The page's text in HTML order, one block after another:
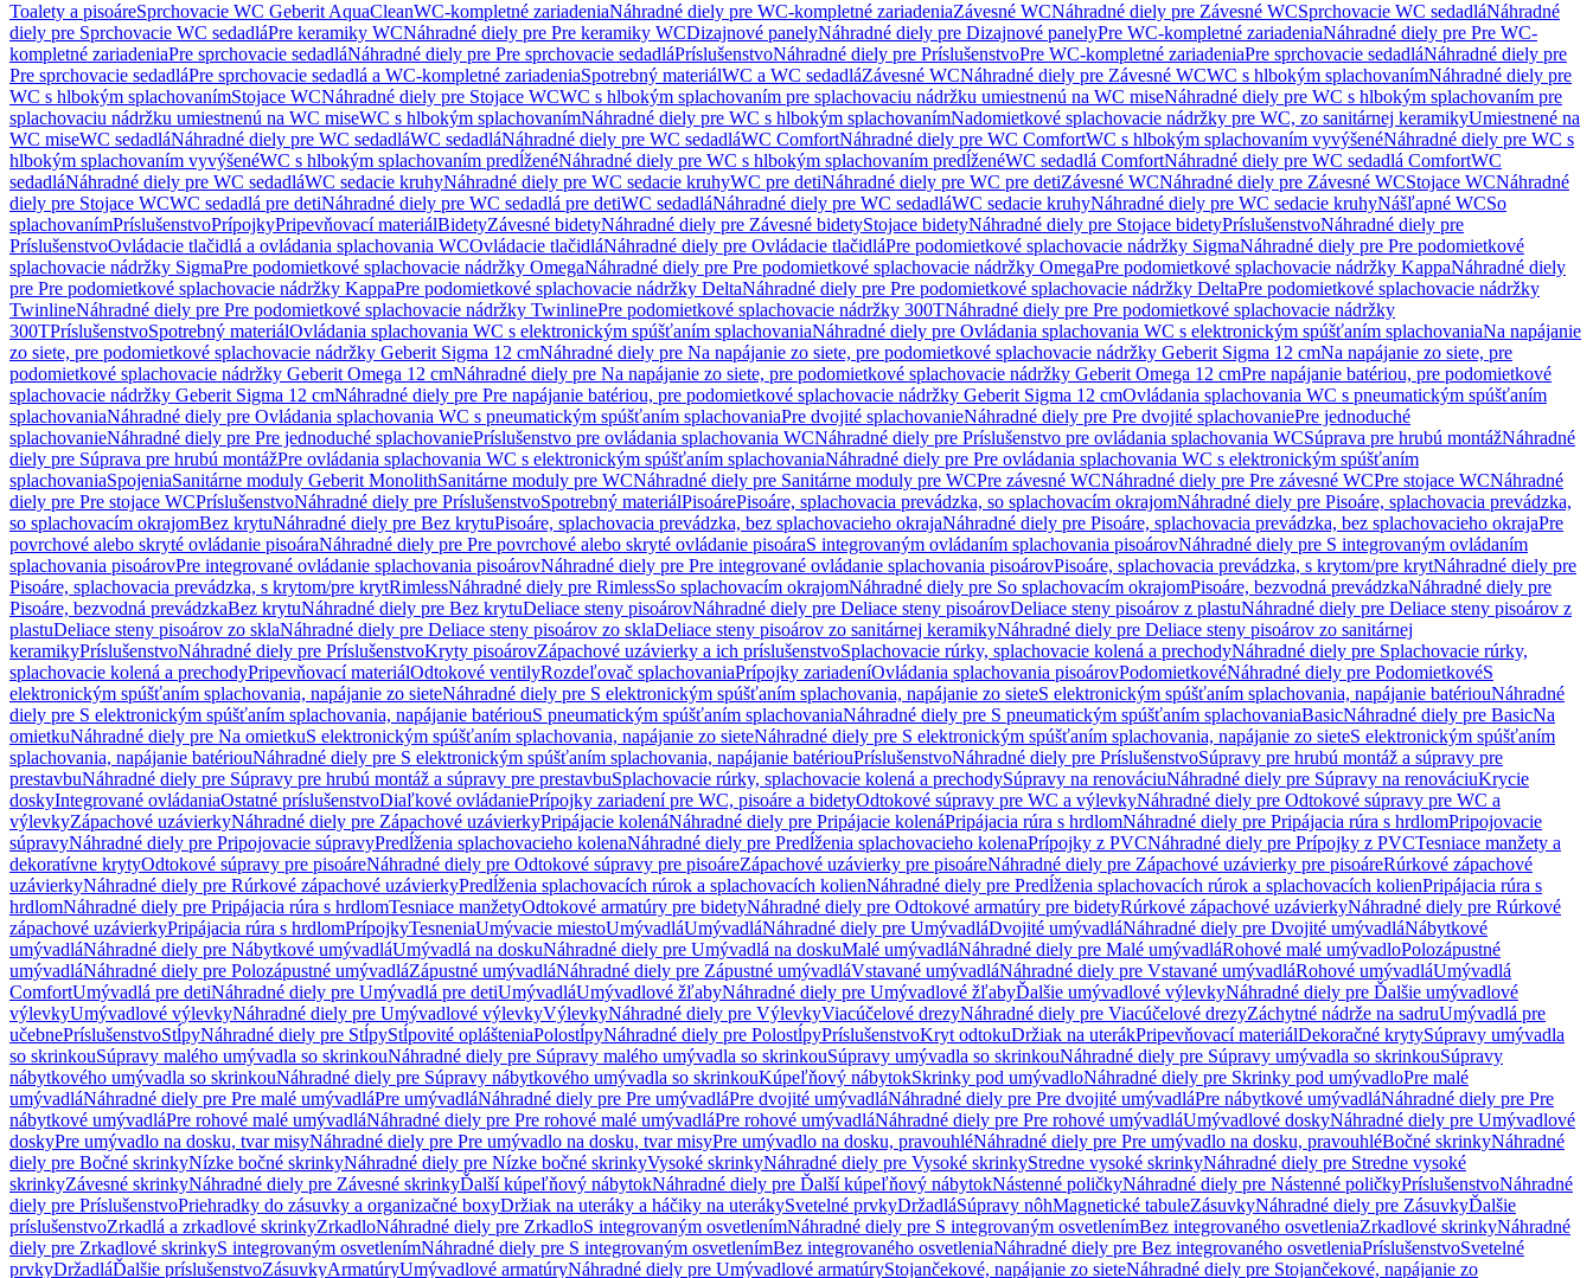
Toalety a pisoáreSprchovacie WC Geberit AquaCleanWC-kompletné zariadeniaNáhradné diely pre WC-kompletné zariadeniaZávesné WCNáhradné diely pre Závesné WCSprchovacie WC sedadláNáhradné
diely pre Sprchovacie WC sedadláPre keramiky WCNáhradné diely pre Pre keramiky WCDizajnové panelyNáhradné diely pre Dizajnové panelyPre WC-kompletné zariadeniaNáhradné diely pre Pre WC-
kompletné zariadeniaPre sprchovacie sedadláNáhradné diely pre Pre sprchovacie sedadláPríslušenstvoNáhradné diely pre PríslušenstvoPre WC-kompletné zariadeniaPre sprchovacie sedadláNáhradné diely pre
Pre sprchovacie sedadláPre sprchovacie sedadlá a WC-kompletné zariadeniaSpotrebný materiálWC a WC sedadláZávesné WCNáhradné diely pre Závesné WCWC s hlbokým splachovanímNáhradné diely pre
WC s hlbokým splachovanímStojace WCNáhradné diely pre Stojace WCWC s hlbokým splachovaním pre splachovaciu nádržku umiestnenú na WC miseNáhradné diely pre WC s hlbokým splachovaním pre
splachovaciu nádržku umiestnenú na WC miseWC s hlbokým splachovanímNáhradné diely pre WC s hlbokým splachovanímNadomietkové splachovacie nádržky pre WC, zo sanitárnej keramikyUmiestnené na
WC miseWC sedadláNáhradné diely pre WC sedadláWC sedadláNáhradné diely pre WC sedadláWC ComfortNáhradné diely pre WC ComfortWC s hlbokým splachovaním vyvýšenéNáhradné diely pre WC s
hlbokým splachovaním vyvýšenéWC s hlbokým splachovaním predĺženéNáhradné diely pre WC s hlbokým splachovaním predĺženéWC sedadlá ComfortNáhradné diely pre WC sedadlá ComfortWC
sedadláNáhradné diely pre WC sedadláWC sedacie kruhyNáhradné diely pre WC sedacie kruhyWC pre detiNáhradné diely pre WC pre detiZávesné WCNáhradné diely pre Závesné WCStojace WCNáhradné
diely pre Stojace WCWC sedadlá pre detiNáhradné diely pre WC sedadlá pre detiWC sedadláNáhradné diely pre WC sedadláWC sedacie kruhyNáhradné diely pre WC sedacie kruhyNášľapné WCSo
splachovanímPríslušenstvoPrípojkyPripevňovací materiálBidetyZávesné bidetyNáhradné diely pre Závesné bidetyStojace bidetyNáhradné diely pre Stojace bidetyPríslušenstvoNáhradné diely pre
PríslušenstvoOvládacie tlačidlá a ovládania splachovania WCOvládacie tlačidláNáhradné diely pre Ovládacie tlačidláPre podomietkové splachovacie nádržky SigmaNáhradné diely pre Pre podomietkové
splachovacie nádržky SigmaPre podomietkové splachovacie nádržky OmegaNáhradné diely pre Pre podomietkové splachovacie nádržky OmegaPre podomietkové splachovacie nádržky KappaNáhradné diely
pre Pre podomietkové splachovacie nádržky KappaPre podomietkové splachovacie nádržky DeltaNáhradné diely pre Pre podomietkové splachovacie nádržky DeltaPre podomietkové splachovacie nádržky
TwinlineNáhradné diely pre Pre podomietkové splachovacie nádržky TwinlinePre podomietkové splachovacie nádržky 300TNáhradné diely pre Pre podomietkové splachovacie nádržky
300TPríslušenstvoSpotrebný materiálOvládania splachovania WC s elektronickým spúšťaním splachovaniaNáhradné diely pre Ovládania splachovania WC s elektronickým spúšťaním splachovaniaNa napájanie
zo siete, pre podomietkové splachovacie nádržky Geberit Sigma 12 cmNáhradné diely pre Na napájanie zo siete, pre podomietkové splachovacie nádržky Geberit Sigma 12 cmNa napájanie zo siete, pre
podomietkové splachovacie nádržky Geberit Omega 12 cmNáhradné diely pre Na napájanie zo siete, pre podomietkové splachovacie nádržky Geberit Omega 12 cmPre napájanie batériou, pre podomietkové
splachovacie nádržky Geberit Sigma 12 cmNáhradné diely pre Pre napájanie batériou, pre podomietkové splachovacie nádržky Geberit Sigma 12 cmOvládania splachovania WC s pneumatickým spúšťaním
splachovaniaNáhradné diely pre Ovládania splachovania WC s pneumatickým spúšťaním splachovaniaPre dvojité splachovanieNáhradné diely pre Pre dvojité splachovaniePre jednoduché
splachovanieNáhradné diely pre Pre jednoduché splachovaniePríslušenstvo pre ovládania splachovania WCNáhradné diely pre Príslušenstvo pre ovládania splachovania WCSúprava pre hrubú montážNáhradné
diely pre Súprava pre hrubú montážPre ovládania splachovania WC s elektronickým spúšťaním splachovaniaNáhradné diely pre Pre ovládania splachovania WC s elektronickým spúšťaním
splachovaniaSpojeniaSanitárne moduly Geberit MonolithSanitárne moduly pre WCNáhradné diely pre Sanitárne moduly pre WCPre závesné WCNáhradné diely pre Pre závesné WCPre stojace WCNáhradné
diely pre Pre stojace WCPríslušenstvoNáhradné diely pre PríslušenstvoSpotrebný materiálPisoárePisoáre, splachovacia prevádzka, so splachovacím okrajomNáhradné diely pre Pisoáre, splachovacia prevádzka,
so splachovacím okrajomBez krytuNáhradné diely pre Bez krytuPisoáre, splachovacia prevádzka, bez splachovacieho okrajaNáhradné diely pre Pisoáre, splachovacia prevádzka, bez splachovacieho okrajaPre
povrchové alebo skryté ovládanie pisoáraNáhradné diely pre Pre povrchové alebo skryté ovládanie pisoáraS integrovaným ovládaním splachovania pisoárovNáhradné diely pre S integrovaným ovládaním
splachovania pisoárovPre integrované ovládanie splachovania pisoárovNáhradné diely pre Pre integrované ovládanie splachovania pisoárovPisoáre, splachovacia prevádzka, s krytom/pre krytNáhradné diely pre
Pisoáre, splachovacia prevádzka, s krytom/pre krytRimlessNáhradné diely pre RimlessSo splachovacím okrajomNáhradné diely pre So splachovacím okrajomPisoáre, bezvodná prevádzkaNáhradné diely pre
Pisoáre, bezvodná prevádzkaBez krytuNáhradné diely pre Bez krytuDeliace steny pisoárovNáhradné diely pre Deliace steny pisoárovDeliace steny pisoárov z plastuNáhradné diely pre Deliace steny pisoárov z
plastuDeliace steny pisoárov zo sklaNáhradné diely pre Deliace steny pisoárov zo sklaDeliace steny pisoárov zo sanitárnej keramikyNáhradné diely pre Deliace steny pisoárov zo sanitárnej
keramikyPríslušenstvoNáhradné diely pre PríslušenstvoKryty pisoárovZápachové uzávierky a ich príslušenstvoSplachovacie rúrky, splachovacie kolená a prechodyNáhradné diely pre Splachovacie rúrky,
splachovacie kolená a prechodyPripevňovací materiálOdtokové ventilyRozdeľovač splachovaniaPrípojky zariadeníOvládania splachovania pisoárovPodomietkovéNáhradné diely pre PodomietkovéS
elektronickým spúšťaním splachovania, napájanie zo sieteNáhradné diely pre S elektronickým spúšťaním splachovania, napájanie zo sieteS elektronickým spúšťaním splachovania, napájanie batériouNáhradné
diely pre S elektronickým spúšťaním splachovania, napájanie batériouS pneumatickým spúšťaním splachovaniaNáhradné diely pre S pneumatickým spúšťaním splachovaniaBasicNáhradné diely pre BasicNa
omietkuNáhradné diely pre Na omietkuS elektronickým spúšťaním splachovania, napájanie zo sieteNáhradné diely pre S elektronickým spúšťaním splachovania, napájanie zo sieteS elektronickým spúšťaním
splachovania, napájanie batériouNáhradné diely pre S elektronickým spúšťaním splachovania, napájanie batériouPríslušenstvoNáhradné diely pre PríslušenstvoSúpravy pre hrubú montáž a súpravy pre
prestavbuNáhradné diely pre Súpravy pre hrubú montáž a súpravy pre prestavbuSplachovacie rúrky, splachovacie kolená a prechodySúpravy na renováciuNáhradné diely pre Súpravy na renováciuKrycie
doskyIntegrované ovládaniaOstatné príslušenstvoDiaľkové ovládaniePrípojky zariadení pre WC, pisoáre a bidetyOdtokové súpravy pre WC a výlevkyNáhradné diely pre Odtokové súpravy pre WC a
výlevkyZápachové uzávierkyNáhradné diely pre Zápachové uzávierkyPripájacie kolenáNáhradné diely pre Pripájacie kolenáPripájacia rúra s hrdlomNáhradné diely pre Pripájacia rúra s hrdlomPripojovacie
súpravyNáhradné diely pre Pripojovacie súpravyPredĺženia splachovacieho kolenaNáhradné diely pre Predĺženia splachovacieho kolenaPrípojky z PVCNáhradné diely pre Prípojky z PVCTesniace manžety a
dekoratívne krytyOdtokové súpravy pre pisoáreNáhradné diely pre Odtokové súpravy pre pisoáreZápachové uzávierky pre pisoáreNáhradné diely pre Zápachové uzávierky pre pisoáreRúrkové zápachové
uzávierkyNáhradné diely pre Rúrkové zápachové uzávierkyPredĺženia splachovacích rúrok a splachovacích kolienNáhradné diely pre Predĺženia splachovacích rúrok a splachovacích kolienPripájacia rúra s
hrdlomNáhradné diely pre Pripájacia rúra s hrdlomTesniace manžetyOdtokové armatúry pre bidetyNáhradné diely pre Odtokové armatúry pre bidetyRúrkové zápachové uzávierkyNáhradné diely pre Rúrkové
zápachové uzávierkyPripájacia rúra s hrdlomPrípojkyTesneniaUmývacie miestoUmývadláUmývadláNáhradné diely pre UmývadláDvojité umývadláNáhradné diely pre Dvojité umývadláNábytkové
umývadláNáhradné diely pre Nábytkové umývadláUmývadlá na doskuNáhradné diely pre Umývadlá na doskuMalé umývadláNáhradné diely pre Malé umývadláRohové malé umývadloPolozápustné
umývadláNáhradné diely pre Polozápustné umývadláZápustné umývadláNáhradné diely pre Zápustné umývadláVstavané umývadláNáhradné diely pre Vstavané umývadláRohové umývadláUmývadlá
ComfortUmývadlá pre detiNáhradné diely pre Umývadlá pre detiUmývadláUmývadlové žľabyNáhradné diely pre Umývadlové žľabyĎalšie umývadlové výlevkyNáhradné diely pre Ďalšie umývadlové
výlevkyUmývadlové výlevkyNáhradné diely pre Umývadlové výlevkyVýlevkyNáhradné diely pre VýlevkyViacúčelové drezyNáhradné diely pre Viacúčelové drezyZáchytné nádrže na sadruUmývadlá pre
učebnePríslušenstvoStĺpyNáhradné diely pre StĺpyStĺpovité oplášteniaPolostĺpyNáhradné diely pre PolostĺpyPríslušenstvoKryt odtokuDržiak na uterákPripevňovací materiálDekoračné krytySúpravy umývadla
so skrinkouSúpravy malého umývadla so skrinkouNáhradné diely pre Súpravy malého umývadla so skrinkouSúpravy umývadla so skrinkouNáhradné diely pre Súpravy umývadla so skrinkouSúpravy
nábytkového umývadla so skrinkouNáhradné diely pre Súpravy nábytkového umývadla so skrinkouKúpeľňový nábytokSkrinky pod umývadloNáhradné diely pre Skrinky pod umývadloPre malé
umývadláNáhradné diely pre Pre malé umývadláPre umývadláNáhradné diely pre Pre umývadláPre dvojité umývadláNáhradné diely pre Pre dvojité umývadláPre nábytkové umývadláNáhradné diely pre Pre
nábytkové umývadláPre rohové malé umývadláNáhradné diely pre Pre rohové malé umývadláPre rohové umývadláNáhradné diely pre Pre rohové umývadláUmývadlové doskyNáhradné diely pre Umývadlové
doskyPre umývadlo na dosku, tvar misyNáhradné diely pre Pre umývadlo na dosku, tvar misyPre umývadlo na dosku, pravouhléNáhradné diely pre Pre umývadlo na dosku, pravouhléBočné skrinkyNáhradné
diely pre Bočné skrinkyNízke bočné skrinkyNáhradné diely pre Nízke bočné skrinkyVysoké skrinkyNáhradné diely pre Vysoké skrinkyStredne vysoké skrinkyNáhradné diely pre Stredne vysoké
skrinkyZávesné skrinkyNáhradné diely pre Závesné skrinkyĎalší kúpeľňový nábytokNáhradné diely pre Ďalší kúpeľňový nábytokNástenné poličkyNáhradné diely pre Nástenné poličkyPríslušenstvoNáhradné
diely pre PríslušenstvoPriehradky do zásuvky a organizačné boxyDržiak na uteráky a háčiky na uterákySvetelné prvkyDržadláSúpravy nôhMagnetické tabuleZásuvkyNáhradné diely pre ZásuvkyĎalšie
príslušenstvoZrkadlá a zrkadlové skrinkyZrkadloNáhradné diely pre ZrkadloS integrovaným osvetlenímNáhradné diely pre S integrovaným osvetlenímBez integrovaného osvetleniaZrkadlové skrinkyNáhradné
diely pre Zrkadlové skrinkyS integrovaným osvetlenímNáhradné diely pre S integrovaným osvetlenímBez integrovaného osvetleniaNáhradné diely pre Bez integrovaného osvetleniaPríslušenstvoSvetelné
prvkyDržadláĎalšie príslušenstvoZásuvkyArmatúryUmývadlové armatúryNáhradné diely pre Umývadlové armatúryStojančekové, napájanie zo sieteNáhradné diely pre Stojančekové, napájanie zo